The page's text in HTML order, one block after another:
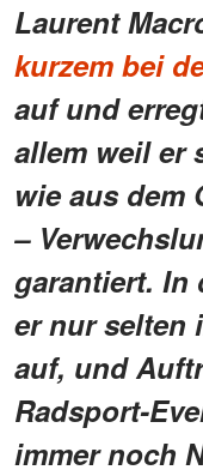
Laurent
kurzem bei
auf und
allem weil er
wie aus dem
–
garantiert. In
er nur selten
auf, und
Radsport-
immer noch